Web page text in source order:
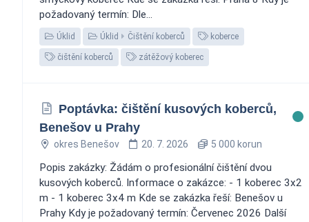
požadovaný termín: Dle...
Úklid Úklid Čištění koberců koberce
čištění koberců zátěžový koberec
Poptávka: čištění kusových koberců,
Benešov u Prahy
okres Benešov 20. 7. 2026 5 000 korun
Popis zakázky: Žádám o profesionální čištění dvou
kusových koberců. Informace o zakázce: - 1 koberec 3x2
m - 1 koberec 3x4 m Kde se zakázka řeší: Benešov u
Prahy Kdy je požadovaný termín: Červenec 2026 Další